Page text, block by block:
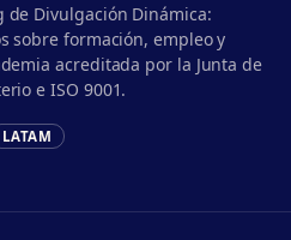
de Divulgación Dinámica:
sobre formación, empleo y
acreditada por la Junta de
e ISO 9001.
LATAM